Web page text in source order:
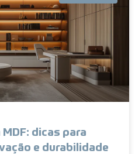
dicas para
e durabilidade